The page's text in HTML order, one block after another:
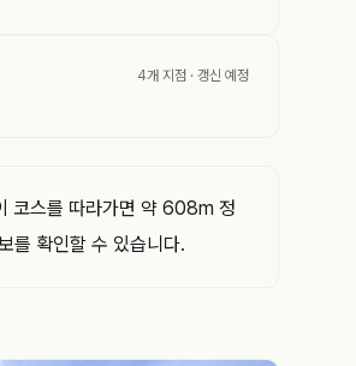
4개 지점 · 갱신 예정
코스를 따라가면 약 608m 정
를 확인할 수 있습니다.